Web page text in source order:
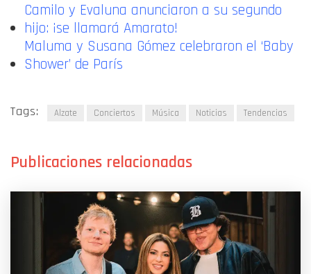
Camilo y Evaluna anunciaron a su segundo
hijo: ¡se llamará Amarato!
Maluma y Susana Gómez celebraron el ‘Baby
Shower’ de París
Tags: Alzate Conciertos Música Noticias Tendencias